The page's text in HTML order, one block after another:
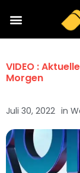
VIDEO :
Morgen
Juli 30, 2022 in